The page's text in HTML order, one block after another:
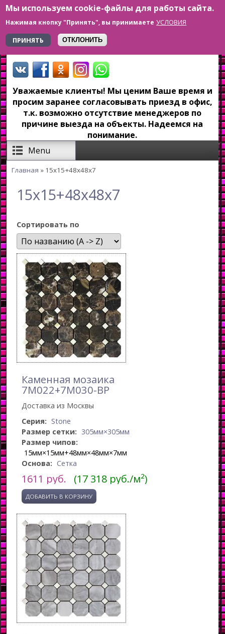
Мы используем cookie-файлы для работы сайта.
Нажимая кнопку "Принять", вы принимаете УСЛОВИЯ
ПРИНЯТЬ
ОТКЛОНИТЬ
Перейти к основному содержанию
+7 923 179-6-279
Уважаемые клиенты! Мы ценим Ваше время и
просим заранее согласовывать приезд в офис,
т.к. возможно отсутствие менеджеров по
причине выезда на объекты. Надеемся на
понимание.
Menu
Главная » 15x15+48x48x7
15x15+48x48x7
Сортировать по
Каменная мозаика
7M022+7M030-BP
Доставка из Москвы
Серия: Stone
Размер сетки: 305мм×305мм
Размер чипов:
15мм×15мм+48мм×48мм×7мм
Основа: Сетка
1611 руб. (17 318 руб./м²)